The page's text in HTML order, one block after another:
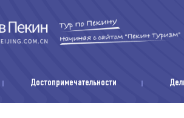
Достопримечательности